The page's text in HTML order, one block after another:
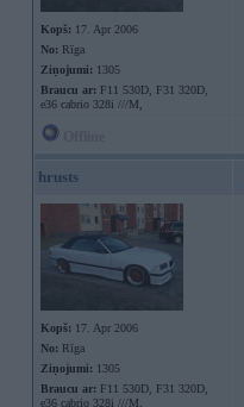
Kopš: 17. Apr 2006
No: Rīga
Ziņojumi: 1305
Braucu ar: F11 530D, F31 320D,
e36 cabrio 328i ///M,
hrusts
Kopš: 17. Apr 2006
No: Rīga
Ziņojumi: 1305
Braucu ar: F11 530D, F31 320D,
e36 cabrio 328i ///M,